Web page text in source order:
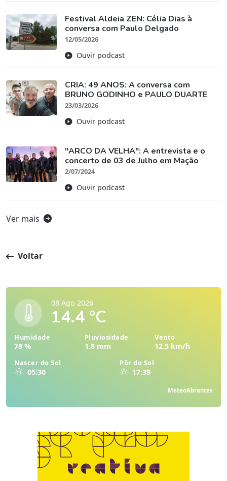
Festival Aldeia ZEN: Célia Dias à
conversa com Paulo Delgado
12/05/2026
Ouvir podcast
CRIA: 49 ANOS: A conversa com
BRUNO GODINHO e PAULO DUARTE
23/03/2026
Ouvir podcast
"ARCO DA VELHA": A entrevista e o
concerto de 03 de Julho em Mação
2/07/2024
Ouvir podcast
Ver mais
Voltar
08 Ago 2026
14.4 °C
Humidade
78 %
Pluviosidade
1.8 mm
Vento
12.5 km/h
Nascer do Sol
05:30
Pôr do Sol
17:39
MeteoAbrantes